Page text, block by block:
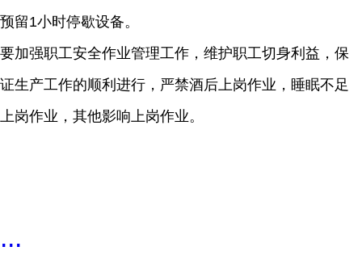
预留1小时停歇设备。
要加强职工安全作业管理工作，维护职工切身利益，保
证生产工作的顺利进行，严禁酒后上岗作业，睡眠不足
上岗作业，其他影响上岗作业。
...